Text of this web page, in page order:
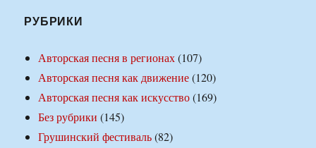
РУБРИКИ
Авторская песня в регионах(107)
Авторская песня как движение(120)
Авторская песня как искусство(169)
Без рубрики (145)
Грушинский фестиваль(82)